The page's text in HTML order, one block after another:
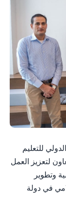
الدولي للتعليم
لتعزيز العمل
وتطوير
في دولة